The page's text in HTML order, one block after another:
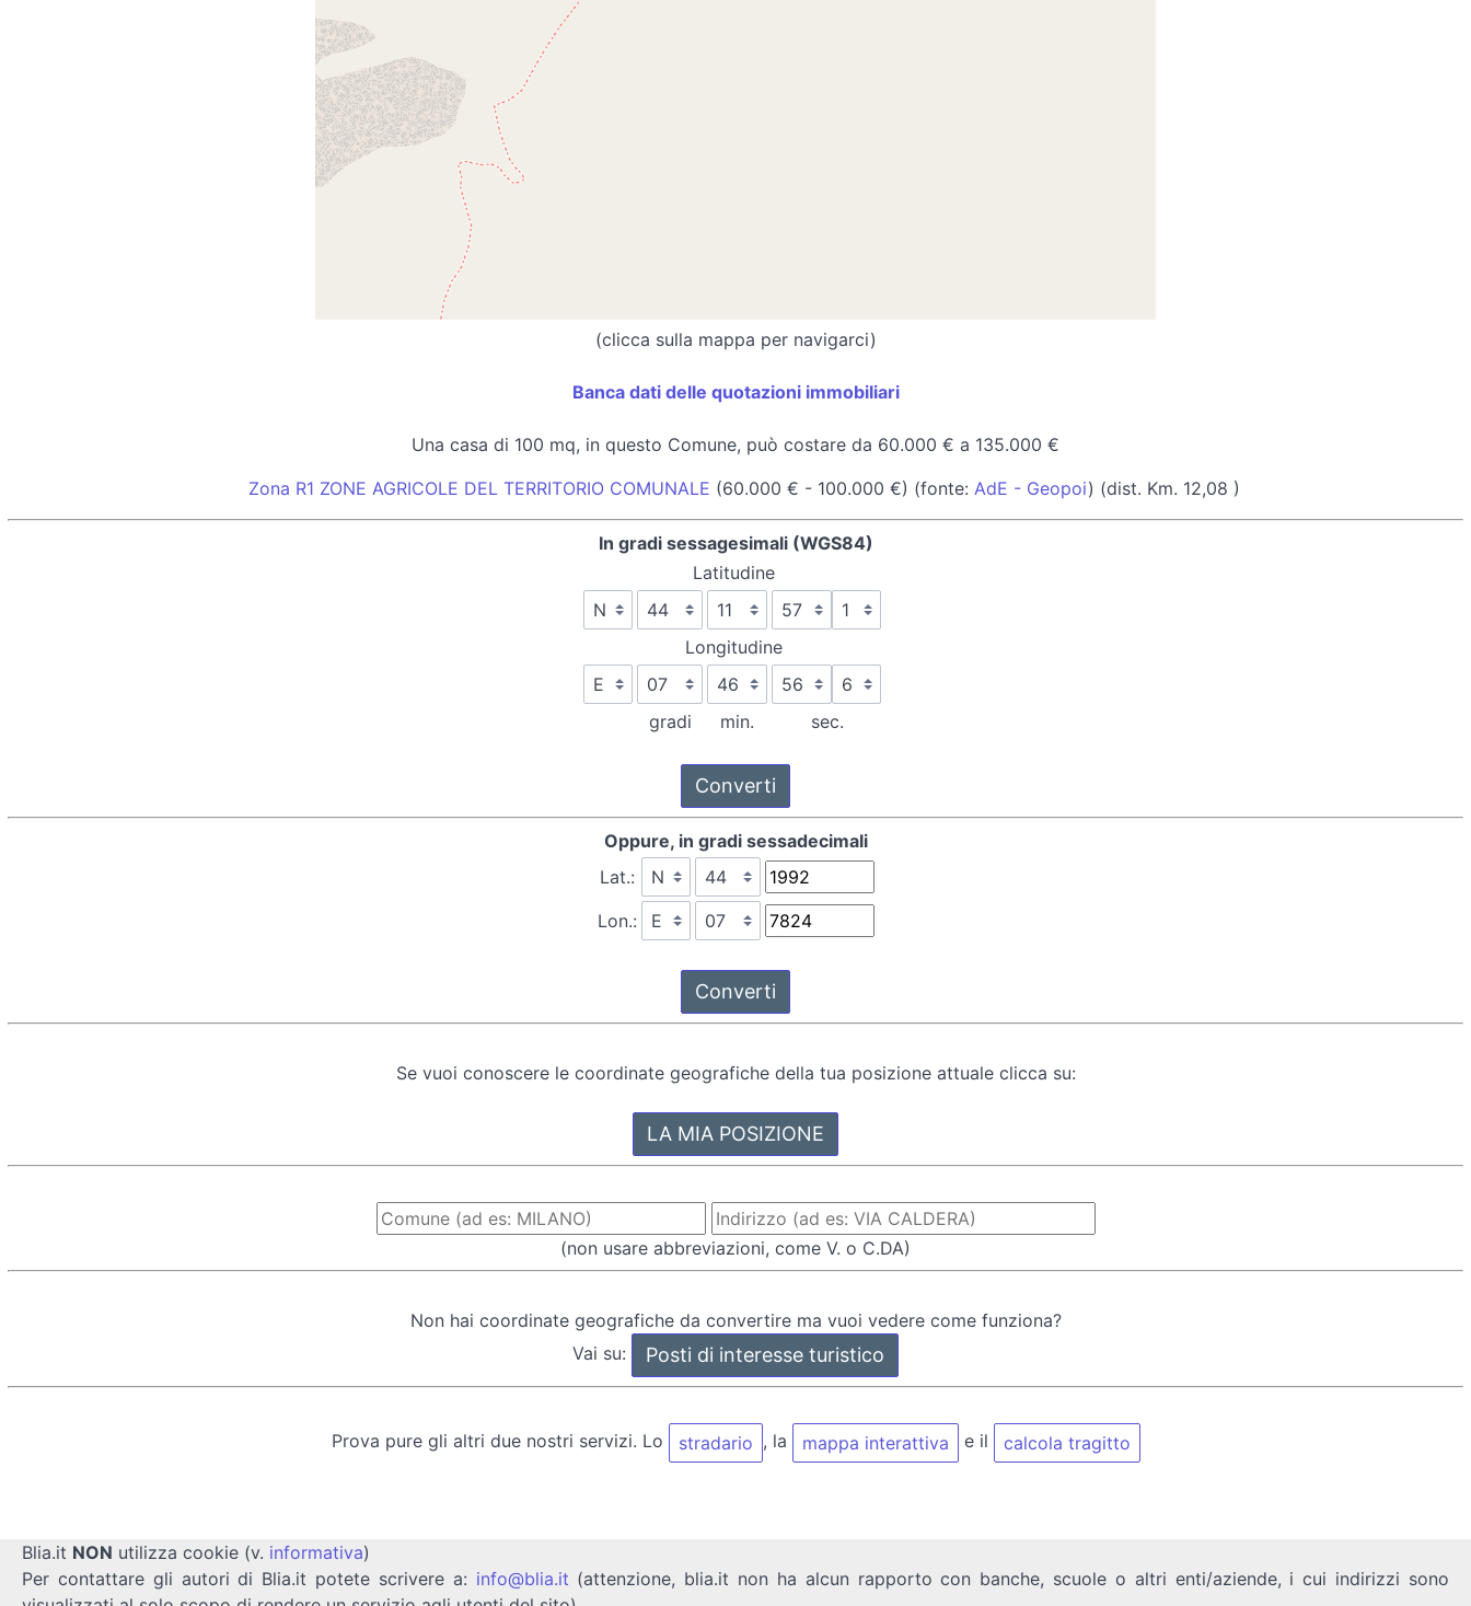
(clicca sulla mappa per navigarci)
Banca dati delle quotazioni immobiliari
Una casa di 100 mq, in questo Comune, può costare da 60.000 € a 135.000 €
Zona R1 ZONE AGRICOLE DEL TERRITORIO COMUNALE (60.000 € - 100.000 €) (fonte: AdE - Geopoi) (dist. Km. 12,08 )
In gradi sessagesimali (WGS84)
Latitudine
Longitudine
gradi min. sec.
Oppure, in gradi sessadecimali
Lat.:
Lon.:
Se vuoi conoscere le coordinate geografiche della tua posizione attuale clicca su:
(non usare abbreviazioni, come V. o C.DA)
Non hai coordinate geografiche da convertire ma vuoi vedere come funziona?
Vai su:
Prova pure gli altri due nostri servizi. Lo stradario , la mappa interattiva e il calcola tragitto
Blia.it NON utilizza cookie (v. informativa)
Per contattare gli autori di Blia.it potete scrivere a: info@blia.it (attenzione, blia.it non ha alcun rapporto con banche, scuole o altri enti/aziende, i cui indirizzi sono